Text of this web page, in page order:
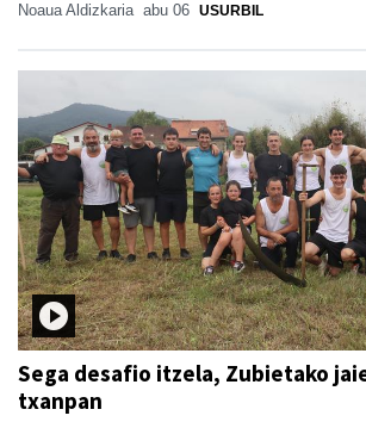
Noaua Aldizkaria abu 06 USURBIL
Sega desafio itzela, Zubietako
txanpan